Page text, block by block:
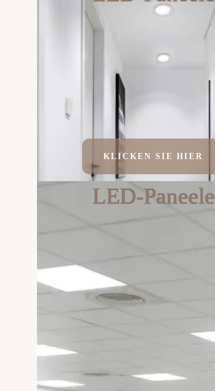
KLICKEN SIE HIER
LED-Paneele